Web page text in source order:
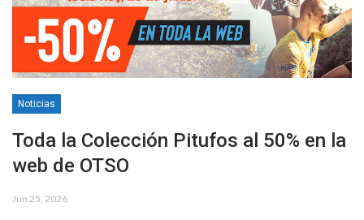
Noticias
Toda la Colección Pitufos al 50% en la
web de OTSO
Jun 25, 2026